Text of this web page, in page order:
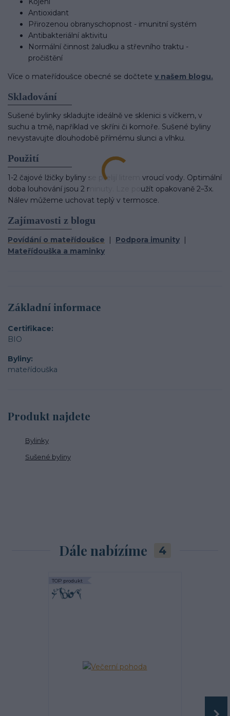
Antioxidant
Přirozenou obranyschopnost - imunitní systém
Antibakteriální aktivitu
Normální činnost žaludku a střevního traktu -
pročištění
Více o mateřídoušce obecné se dočtete v našem blogu.
Skladování
Sušené bylinky skladujte ideálně ve sklenici s víčkem, v
suchu a tmě, například ve skříni či komoře. Sušené byliny
nevystavujte dlouhodobě přímému slunci a vlhku.
Použití
1-2 čajové lžičky byliny se přelijí litrem vroucí vody. Optimální
doba louhování jsou 2 minuty. Lze použít opakovaně 2–3x.
Nálev můžeme uchovat teplý v termosce.
Zajímavosti z blogu
Povídání o mateřídoušce | Podpora imunity |
Mateřídouška a maminky
Základní informace
Certifikace
BIO
Byliny
mateřídouška
Produkt najdete
Bylinky
Sušené byliny
Dále nabízíme 4
TOP produkt